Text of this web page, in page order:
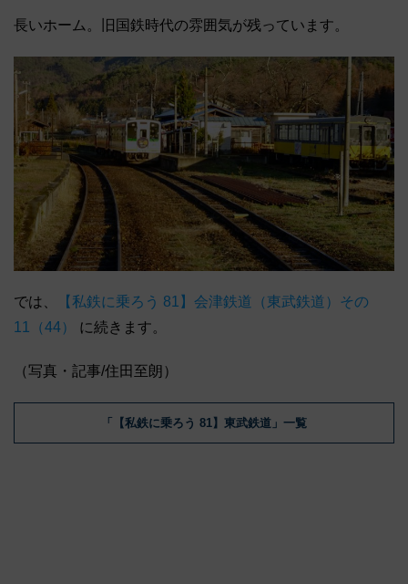
長いホーム。旧国鉄時代の雰囲気が残っています。
では、
【私鉄に乗ろう 81】会津鉄道（東武鉄道）その
11（44）
に続きます。
（写真・記事/住田至朗）
「【私鉄に乗ろう 81】東武鉄道」一覧